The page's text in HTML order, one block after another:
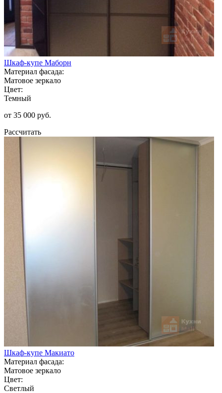
Шкаф-купе Маборн
Материал фасада:
Матовое зеркало
Цвет:
Темный
от 35 000 руб.
Рассчитать
Шкаф-купе Макиато
Материал фасада:
Матовое зеркало
Цвет:
Светлый